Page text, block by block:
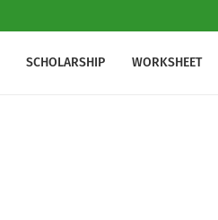
SCHOLARSHIP WORKSHEET